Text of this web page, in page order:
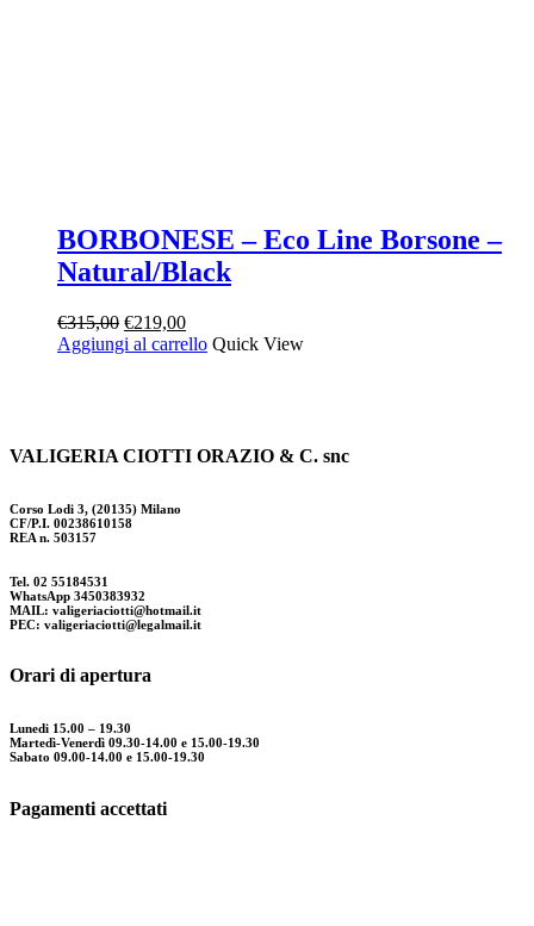
BORBONESE – Eco Line Borsone –
Natural/Black
€315,00 Il
prezzo
€219,00Il
prezzo
Aggiungi al carrello Quick View
VALIGERIA CIOTTI ORAZIO & C. snc
Corso Lodi 3, (20135) Milano
CF/P.I. 00238610158
REA n. 503157
Tel. 02 55184531
WhatsApp 3450383932
MAIL: valigeriaciotti@hotmail.it
PEC: valigeriaciotti@legalmail.it
Orari di apertura
Lunedi 15.00 – 19.30
Martedì-Venerdì 09.30-14.00 e 15.00-19.30
Sabato 09.00-14.00 e 15.00-19.30
Pagamenti accettati